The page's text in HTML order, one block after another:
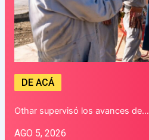
DE ACÁ
Othar supervisó los avances de…
AGO 5, 2026